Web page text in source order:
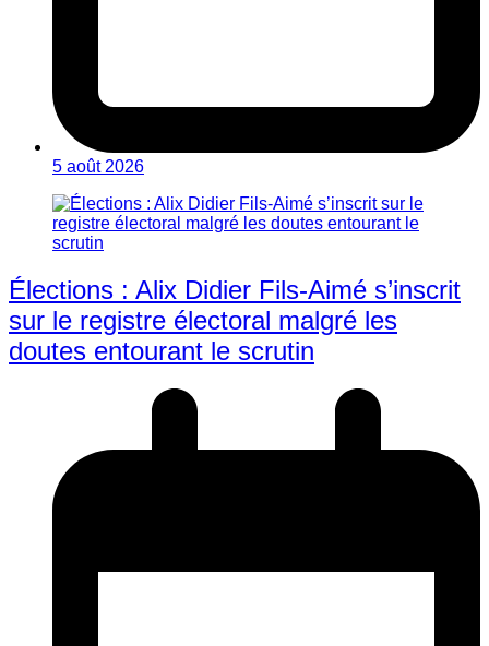
5 août 2026
Élections : Alix Didier Fils-Aimé s’inscrit
sur le registre électoral malgré les
doutes entourant le scrutin